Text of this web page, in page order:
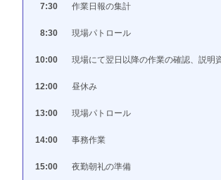
7:30 作業日報の集計
8:30 現場パトロール
10:00 現場にて翌日以降の作業の確認、説明
12:00 昼休み
13:00 現場パトロール
14:00 事務作業
15:00 夜勤朝礼の準備